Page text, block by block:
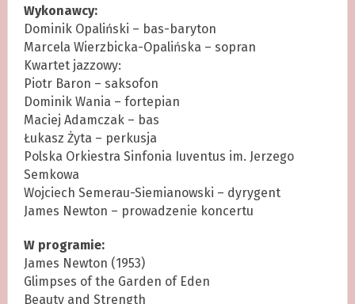
Wykonawcy:
Dominik Opaliński – bas-baryton
Marcela Wierzbicka-Opalińska – sopran
Kwartet jazzowy:
Piotr Baron – saksofon
Dominik Wania – fortepian
Maciej Adamczak – bas
Łukasz Żyta – perkusja
Polska Orkiestra Sinfonia Iuventus im. Jerzego
Semkowa
Wojciech Semerau-Siemianowski – dyrygent
James Newton – prowadzenie koncertu
W programie:
James Newton (1953)
Glimpses of the Garden of Eden
Beauty and Strength